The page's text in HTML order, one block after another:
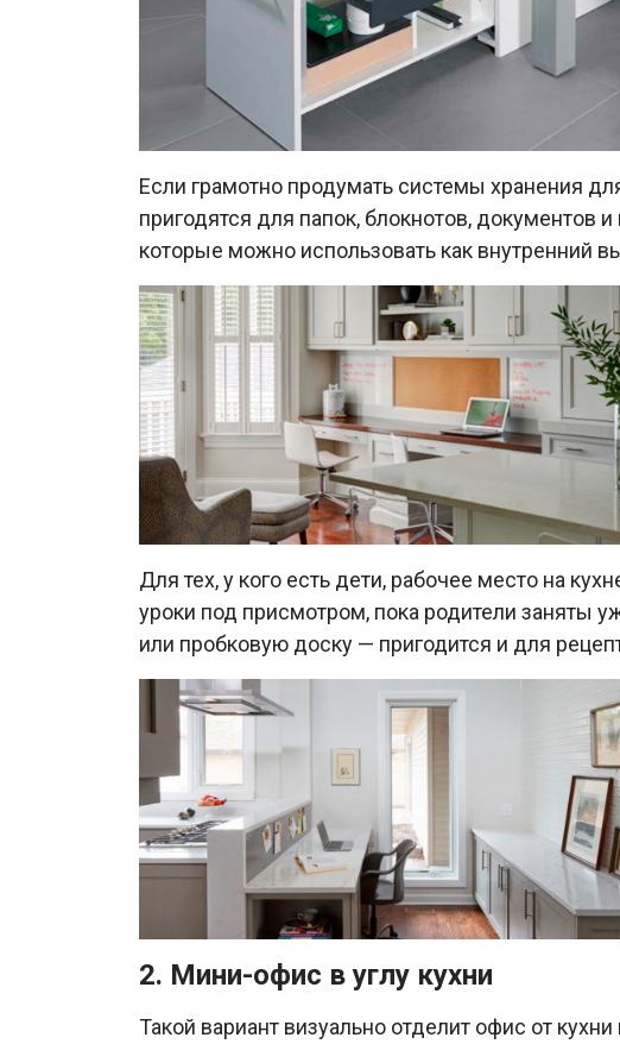
Если грамотно продумать системы хранения
пригодятся для папок, блокнотов, документов
которые можно использовать как внутренний
Для тех, у кого есть дети, рабочее место на
уроки под присмотром, пока родители заняты
или пробковую доску — пригодится и для
2. Мини-офис в углу кухни
Такой вариант визуально отделит офис от